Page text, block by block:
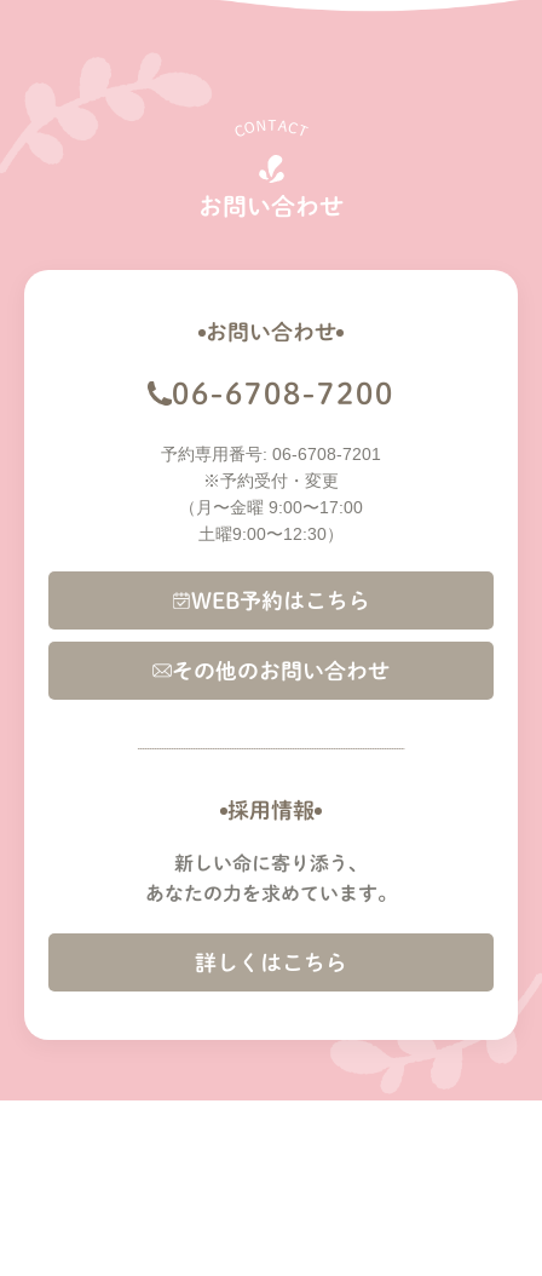
CONTACT
お問い合わせ
お問い合わせ
06-6708-7200
予約専用番号: 06-6708-7201
※予約受付・変更
（月〜金曜 9:00〜17:00
土曜9:00〜12:30）
WEB予約はこちら
その他のお問い合わせ
採用情報
新しい命に寄り添う、
あなたの力を求めています。
詳しくはこちら